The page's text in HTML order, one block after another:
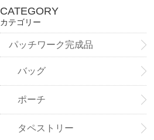
CATEGORY
カテゴリー
パッチワーク完成品
バッグ
ポーチ
タペストリー